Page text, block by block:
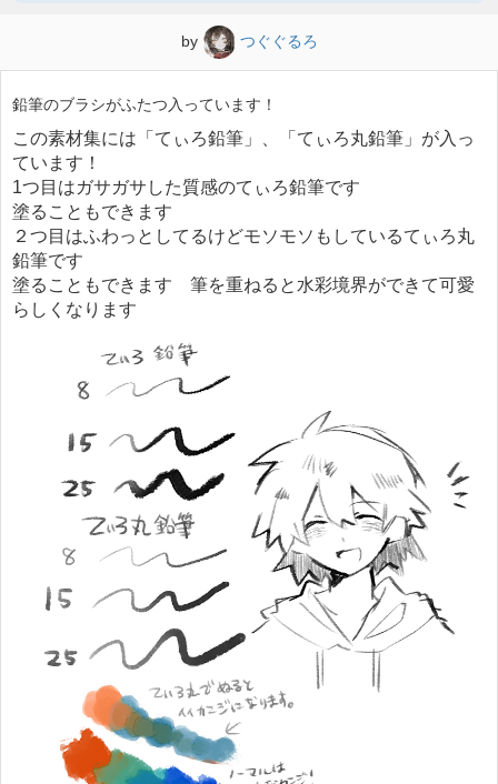
by つぐぐるろ
鉛筆のブラシがふたつ入っています！
この素材集には「てぃろ鉛筆」、「てぃろ丸鉛筆」が入っ
ています！
1つ目はガサガサした質感のてぃろ鉛筆です
塗ることもできます
２つ目はふわっとしてるけどモソモソもしているてぃろ丸
鉛筆です
塗ることもできます 筆を重ねると水彩境界ができて可愛
らしくなります